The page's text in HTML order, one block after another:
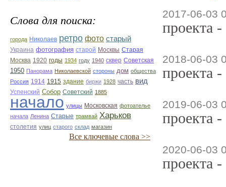
Слова для поиска:
города Николаев ретро фото старый
Украина фотография старой Москвы Старая
Москва 1920 годы 1934 году 1940 сквер Советская
1950 Панорама Николаевской стороны дом общества
Россия 1914 1915 здание биржи 1928 часть вид
Успенский Собор Советский 1885
начало улицы Московская фотоателье
начала Ленина Старые трамвай Харьков
столетия улиц старого склад магазин
Все ключевые слова >>
2017-06-03
проекта
2018-06-03
проекта
2019-06-03
проекта
2020-06-03
проекта